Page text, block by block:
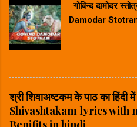
गोविन्द दामोदर
Play &
स्तोत्रम करार
Play Song⬆
Lyrics & Meaning
का हिंदी में अर्थ
विनिवेशयन्तम्।
श्री शिवाअष्टकम के पाठ का
Shivashtakam lyrics with